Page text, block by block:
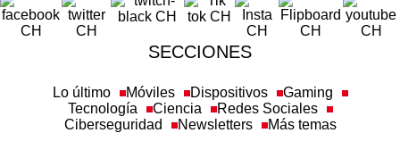
SECCIONES
Tecnología
Ciencia
Redes Sociales
Ciberseguridad
Newsletters Más temas